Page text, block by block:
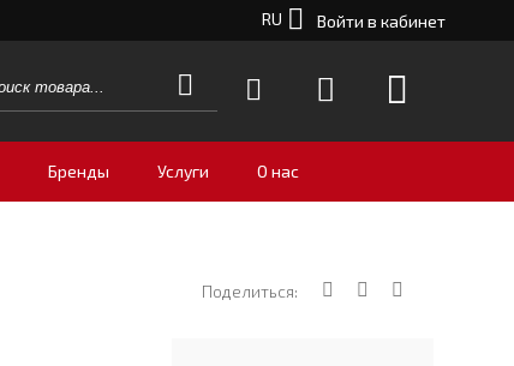
Войти в кабинет
RU
Бренды Услуги О нас
Поделиться: